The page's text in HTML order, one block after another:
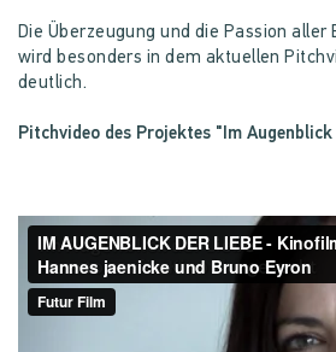
Die Überzeugung und die Passion
wird besonders in dem aktuellen
deutlich.
Pitchvideo des Projektes "Im